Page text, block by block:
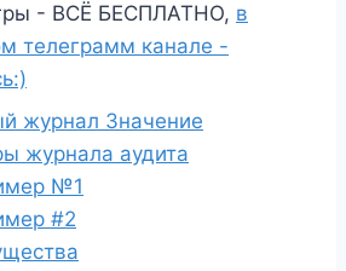
- ВСЁ БЕСПЛАТНО, в
телеграмм канале -
журнал Значение
журнала аудита
№1
#2